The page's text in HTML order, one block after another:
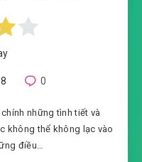
0
những tình tiết và
không thể không lạc vào
điều…